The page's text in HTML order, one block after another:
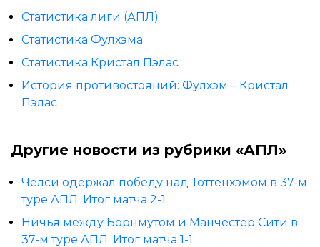
Статистика лиги (АПЛ)
Статистика Фулхэма
Статистика Кристал Пэлас
История противостояний: Фулхэм – Кристал
Пэлас
Другие новости из рубрики «АПЛ»
Челси одержал победу над Тоттенхэмом в 37-м
туре АПЛ. Итог матча 2-1
Ничья между Борнмутом и Манчестер Сити в
37-м туре АПЛ. Итог матча 1-1